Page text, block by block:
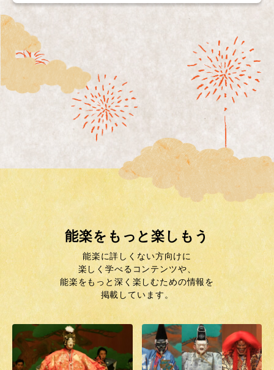
能楽をもっと楽しもう
能楽に詳しくない方向けに
楽しく学べるコンテンツや、
能楽をもっと深く楽しむための情報を
掲載しています。